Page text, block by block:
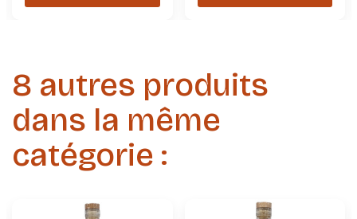
8 autres produits
dans la même
catégorie :